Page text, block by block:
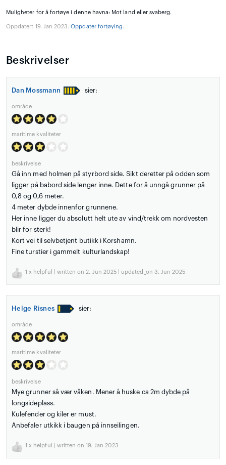
Muligheter for å fortøye i denne havna: Mot land eller svaberg.
Oppdatert 19. Jan 2023.Oppdater fortøying.
Beskrivelser
Dan Mossmann sier:
område
maritime kvaliteter
beskrivelse
Gå inn med holmen på styrbord side. Sikt deretter på odden som
ligger på babord side lenger inne. Dette for å unngå grunner på
0,8 og 0,6 meter.
4 meter dybde innenfor grunnene.
Her inne ligger du absolutt helt ute av vind/trekk om nordvesten
blir for sterk!
Kort vei til selvbetjent butikk i Korshamn.
Fine turstier i gammelt kulturlandskap!
1 x helpful | written on 2. Jun 2025 | updated_on 3. Jun 2025
Helge Risnes sier:
område
maritime kvaliteter
beskrivelse
Mye grunner så vær våken. Mener å huske ca 2m dybde på
longsideplass.
Kulefender og kiler er must.
Anbefaler utkikk i baugen på innseilingen.
1 x helpful | written on 19. Jan 2023